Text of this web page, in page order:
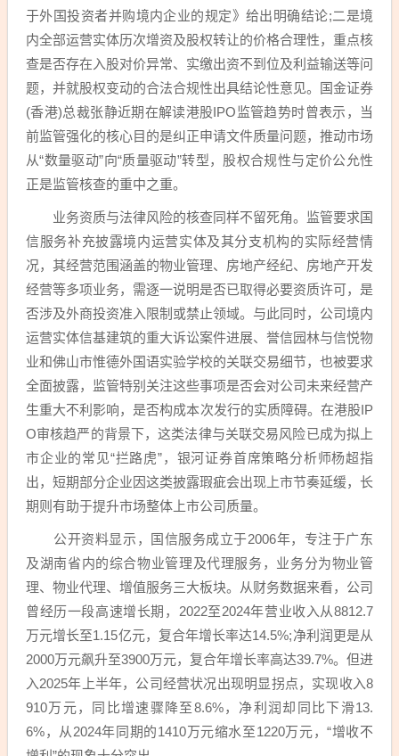
于外国投资者并购境内企业的规定》给出明确结论;二是境
内全部运营实体历次增资及股权转让的价格合理性，重点核
查是否存在入股对价异常、实缴出资不到位及利益输送等问
题，并就股权变动的合法合规性出具结论性意见。国金证券
(香港)总裁张静近期在解读港股IPO监管趋势时曾表示，当
前监管强化的核心目的是纠正申请文件质量问题，推动市场
从“数量驱动”向“质量驱动”转型，股权合规性与定价公允性
正是监管核查的重中之重。
业务资质与法律风险的核查同样不留死角。监管要求国
信服务补充披露境内运营实体及其分支机构的实际经营情
况，其经营范围涵盖的物业管理、房地产经纪、房地产开发
经营等多项业务，需逐一说明是否已取得必要资质许可，是
否涉及外商投资准入限制或禁止领域。与此同时，公司境内
运营实体信基建筑的重大诉讼案件进展、誉信园林与信悦物
业和佛山市惟德外国语实验学校的关联交易细节，也被要求
全面披露，监管特别关注这些事项是否会对公司未来经营产
生重大不利影响，是否构成本次发行的实质障碍。在港股IP
O审核趋严的背景下，这类法律与关联交易风险已成为拟上
市企业的常见“拦路虎”，银河证券首席策略分析师杨超指
出，短期部分企业因这类披露瑕疵会出现上市节奏延缓，长
期则有助于提升市场整体上市公司质量。
公开资料显示，国信服务成立于2006年，专注于广东
及湖南省内的综合物业管理及代理服务，业务分为物业管
理、物业代理、增值服务三大板块。从财务数据来看，公司
曾经历一段高速增长期，2022至2024年营业收入从8812.7
万元增长至1.15亿元，复合年增长率达14.5%;净利润更是从
2000万元飙升至3900万元，复合年增长率高达39.7%。但进
入2025年上半年，公司经营状况出现明显拐点，实现收入8
910万元，同比增速骤降至8.6%，净利润却同比下滑13.
6%，从2024年同期的1410万元缩水至1220万元，“增收不